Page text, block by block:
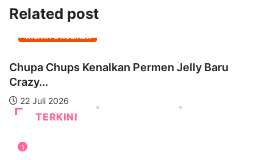
Related post
WISATA & KULINER
Chupa Chups Kenalkan Permen Jelly Baru
Crazy...
22 Juli 2026
TERKINI
1